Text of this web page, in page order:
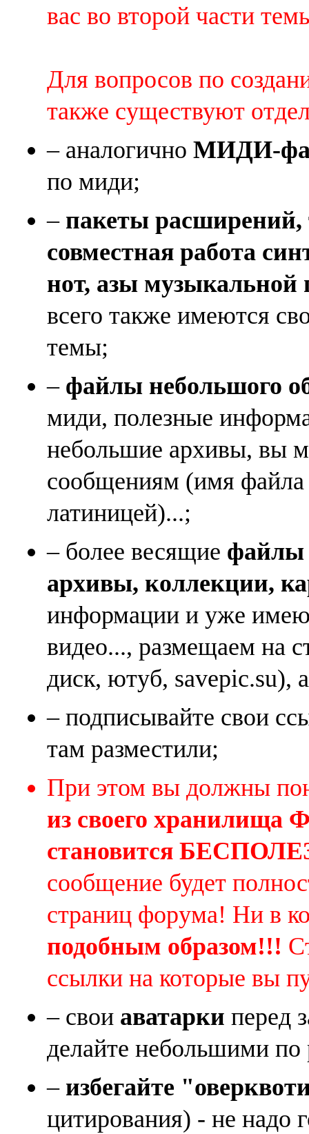
вас во второй части
Для вопросов по
также существуют
– аналогично МИДИ-
по миди;
– пакеты
совместная работа
нот, азы музыкальной
всего также имеются
темы;
– файлы небольшого
миди, полезные
небольшие архивы, вы
сообщениям (имя
латиницей)...;
– более весящие файлы
архивы, коллекции,
информации и уже
видео..., размещаем на
диск, ютуб, savepic.su),
– подписывайте свои
там разместили;
При этом вы должны
из своего
становится
сообщение будет
страниц форума! Ни в
подобным образом!!!
ссылки на которые вы
– свои аватарки перед
делайте небольшими по
– избегайте
цитирования) - не надо